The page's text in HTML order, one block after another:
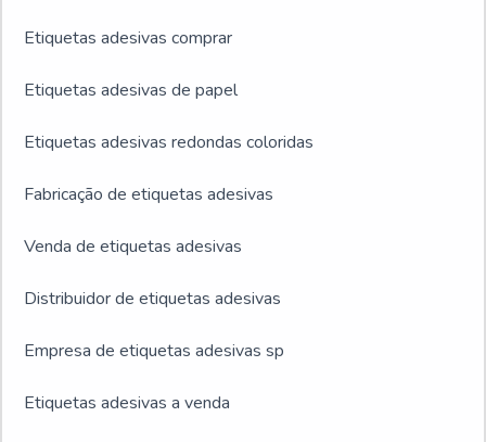
Etiquetas adesivas comprar
Etiquetas adesivas de papel
Etiquetas adesivas redondas coloridas
Fabricação de etiquetas adesivas
Venda de etiquetas adesivas
Distribuidor de etiquetas adesivas
Empresa de etiquetas adesivas sp
Etiquetas adesivas a venda